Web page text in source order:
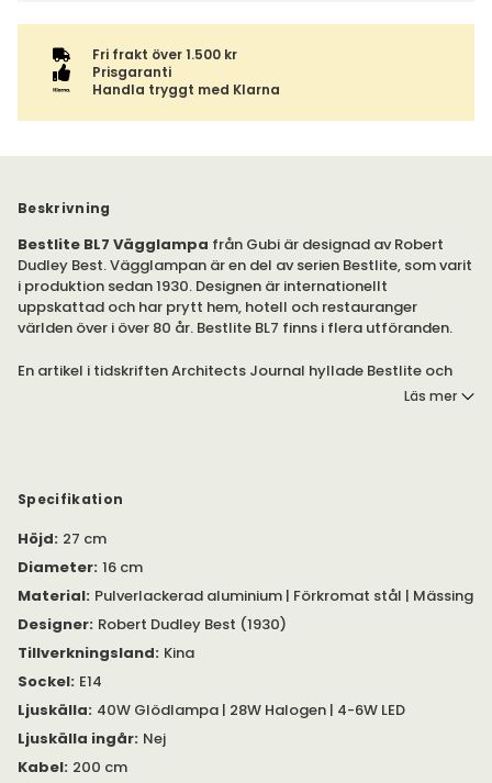
Fri frakt över 1.500 kr
Prisgaranti
Handla tryggt med Klarna
Beskrivning
Bestlite BL7 Vägglampa från Gubi är designad av Robert
Dudley Best. Vägglampan är en del av serien Bestlite, som varit
i produktion sedan 1930. Designen är internationellt
uppskattad och har prytt hem, hotell och restauranger
världen över i över 80 år. Bestlite BL7 finns i flera utföranden.
En artikel i tidskriften Architects Journal hyllade Bestlite och
blev på så sätt det första beviset för Bauhaus i Storbritannien.
är lika uppskattad av arkitekter och formgivare, då som nu.
Lamporna finns under egna produkter.
Läs mer
Specifikation
Höjd: 27 cm
Diameter: 16 cm
Material: Pulverlackerad aluminium | Förkromat stål | Mässing
Designer: Robert Dudley Best (1930)
Tillverkningsland: Kina
Sockel: E14
Ljuskälla: 40W Glödlampa | 28W Halogen | 4-6W LED
Ljuskälla ingår: Nej
Kabel: 200 cm